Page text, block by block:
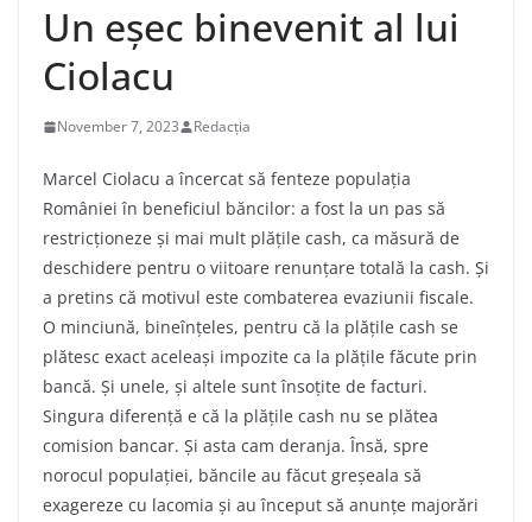
Un eșec binevenit al lui
Ciolacu
November 7, 2023 Redacția
Marcel Ciolacu a încercat să fenteze populația
României în beneficiul băncilor: a fost la un pas să
restricționeze și mai mult plățile cash, ca măsură de
deschidere pentru o viitoare renunțare totală la cash. Și
a pretins că motivul este combaterea evaziunii fiscale.
O minciună, bineînțeles, pentru că la plățile cash se
plătesc exact aceleași impozite ca la plățile făcute prin
bancă. Și unele, și altele sunt însoțite de facturi.
Singura diferență e că la plățile cash nu se plătea
comision bancar. Și asta cam deranja. Însă, spre
norocul populației, băncile au făcut greșeala să
exagereze cu lacomia și au început să anunțe majorări